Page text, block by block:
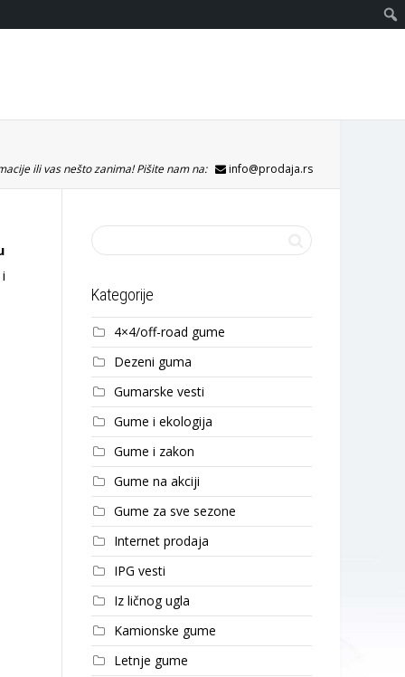
ili vas nešto zanima! Pišite nam na: info@prodaja.rs
Kategorije
4×4/off-road gume
Dezeni guma
Gumarske vesti
Gume i ekologija
Gume i zakon
Gume na akciji
Gume za sve sezone
Internet prodaja
IPG vesti
Iz ličnog ugla
Kamionske gume
Letnje gume